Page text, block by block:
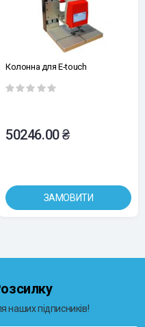
Колонна для E-touch
50246.00 ₴
ЗАМОВИТИ
наших підписників!